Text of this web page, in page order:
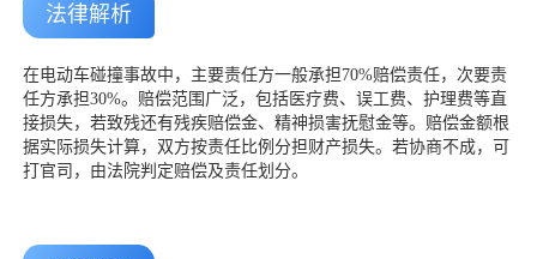
法律解析
在电动车碰撞事故中，主要责任方一般承担70%赔偿责任，次要责
任方承担30%。赔偿范围广泛，包括医疗费、误工费、护理费等直
接损失，若致残还有残疾赔偿金、精神损害抚慰金等。赔偿金额根
据实际损失计算，双方按责任比例分担财产损失。若协商不成，可
打官司，由法院判定赔偿及责任划分。